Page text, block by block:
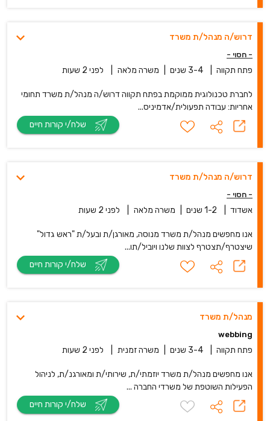
דרוש/ה מנהל/ת משרד
- חסוי -
פתח תקווה 3-4 שנים משרה מלאה לפני 2 שעות
לחברת טכנולוגית ממוקמת בפתח תקווה דרוש/ה מנהל/ת משרד תחומי
אחריות: עבודה תפעולית/אדמיניס...
דרוש/ה מנהל/ת משרד
- חסוי -
אשדוד 1-2 שנים משרה מלאה לפני 2 שעות
אנו מחפשים מנהל/ת משרד מנוסה, מאורגן/ת ובעל/ת "ראש גדול"
שיצטרף/תצטרף לצוות שלנו ויוביל/תו...
מנהל/ת משרד
webbing
פתח תקווה 3-4 שנים משרה זמנית לפני 2 שעות
אנו מחפשים מנהל/ת משרד יוזמתי/ת, שירותי/ת ומאורגנ/ת, לניהול
הפעילות השוטפת של משרדי החברה ...